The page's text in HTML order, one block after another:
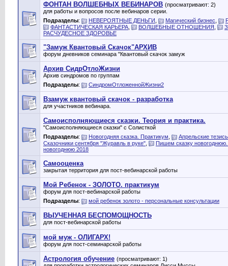
ФОНТАН ВОЛШЕБНЫХ ВЕБИНАРОВ (просматривают: 2)
для работы и вопросов после вебинаров серии.
Подразделы: НЕВЕРОЯТНЫЕ ДЕНЬГИ Магический бизнес
ФАНТАСТИЧЕСКАЯ КАРЬЕРА
ВОЛШЕБНЫЕ ОТНОШЕНИЯ
РАСЧУДЕСНОЕ ЗДОРОВЬЕ
"Замуж Квантовый Скачок"АРХИВ
форум дневников семинара "Квантовый скачок замуж
Архив СидрОтлоЖизни
Архив синдромов по группам
Подразделы: СиндромОтложеннойЖизни2
Взамуж квантовый скачок - разработка
для участников вебинара.
Самоисполняющиеся сказки. Теория и практика.
"Самоисполняющиеся сказки" с Солисткой
Подразделы: Новогодняя сказка. Практикум
Апрельские
Сказочники сентября "Журавль в руке"
Пишем сказку
новогоднюю 2018
Самооценка
закрытая территория для пост-вебинарской работы
Мой Ребенок - ЗОЛОТО. практикум
форум для пост-вебинарской работы
Подразделы: мой ребенок золото - персональные консультации
ВЫУЧЕННАЯ БЕСПОМОЩНОСТЬ
для пост-вебинарской работы
мой муж - ОЛИГАРХ!
форум для пост-семинарской работы
Астрология обучение (просматривают: 1)